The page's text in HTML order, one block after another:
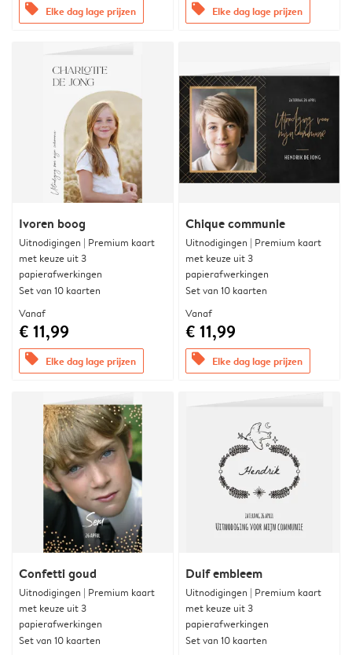
offers Elke dag lage prijzen offers Elke dag lage prijzen
Ivoren boog
Uitnodigingen | Premium kaart
met keuze uit 3
papierafwerkingen
Set van 10 kaarten
Vanaf
€ 11,99
offers Elke dag lage prijzen
Chique communie
Uitnodigingen | Premium kaart
met keuze uit 3
papierafwerkingen
Set van 10 kaarten
Vanaf
€ 11,99
offers Elke dag lage prijzen
Confetti goud
Uitnodigingen | Premium kaart
met keuze uit 3
papierafwerkingen
Set van 10 kaarten
Duif embleem
Uitnodigingen | Premium kaart
met keuze uit 3
papierafwerkingen
Set van 10 kaarten